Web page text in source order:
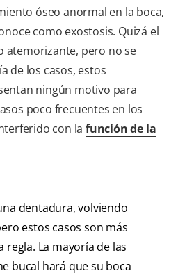
óseo anormal en la boca,
como exostosis. Quizá el
atemorizante, pero no se
de los casos, estos
ningún motivo para
poco frecuentes en los
con la función de la
dentadura, volviendo
estos casos son más
regla. La mayoría de las
bucal hará que su boca